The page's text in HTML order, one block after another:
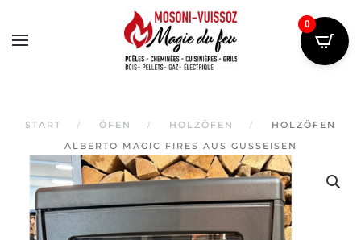
START ÖFEN HOLZÖFEN
HOLZÖFEN
ALBERTO MAGIC FIRES AUS GUSSEISEN
0